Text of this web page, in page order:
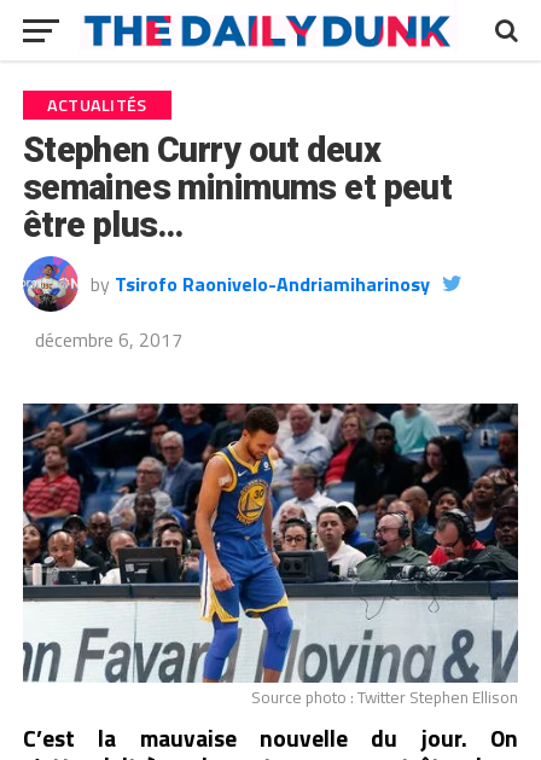
ACTUALITÉS
Stephen Curry out deux
semaines minimums et peut
être plus…
by Tsirofo Raonivelo-Andriamiharinosy
décembre 6, 2017
Source photo : Twitter Stephen Ellison
C’est la mauvaise nouvelle du jour. On